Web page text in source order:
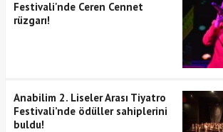
Festivali'nde Ceren Cennet
rüzgarı!
Anabilim 2. Liseler Arası Tiyatro
Festivali’nde ödüller sahiplerini
buldu!